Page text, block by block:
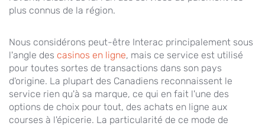
plus connus de la région.
Nous considérons peut-être Interac principalement sous
l'angle des casinos en ligne, mais ce service est utilisé
pour toutes sortes de transactions dans son pays
d'origine. La plupart des Canadiens reconnaissent le
service rien qu'à sa marque, ce qui en fait l'une des
options de choix pour tout, des achats en ligne aux
courses à l'épicerie. La particularité de ce mode de